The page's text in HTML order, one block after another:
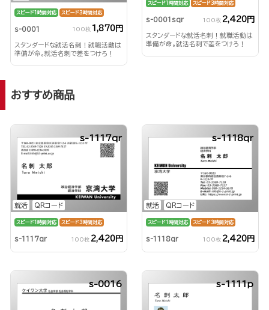
スピード1時間対応 スピード3時間対応
s-0001 100枚 1,870円
スタンダードな就活名刺！就職活動は
準備が命。就活名刺で差をつけろ！
スピード1時間対応 スピード3時間対応
s-0001sqr 100枚 2,420円
スタンダードな就活名刺！就職活動は
準備が命。就活名刺で差をつけろ！
おすすめ商品
就活 QRコード
s-1117qr
スピード1時間対応 スピード3時間対応
s-1117qr 100枚 2,420円
就活 QRコード
s-1118qr
スピード1時間対応 スピード3時間対応
s-1118qr 100枚 2,420円
s-0016 s-1111p